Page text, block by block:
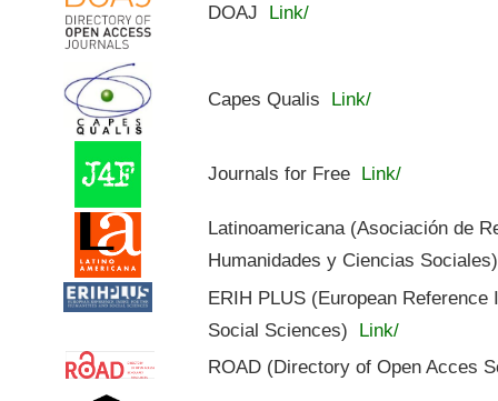
DOAJ Link/
Capes Qualis Link/
Journals for Free Link/
Latinoamericana (Asociación de
Humanidades y Ciencias Sociales)
ERIH PLUS (European
Social Sciences) Link/
ROAD (Directory of Open Acces